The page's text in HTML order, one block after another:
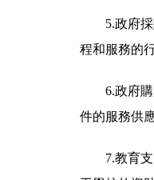
5.政府
程和服務的
6.政府
件的服務供
7.教育